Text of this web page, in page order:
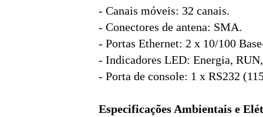
- Canais móveis: 32 canais.
- Conectores de antena: SMA.
- Portas Ethernet: 2 x 10/100
- Indicadores LED: Energia,
- Porta de console: 1 x RS232
Especificações Ambientais e